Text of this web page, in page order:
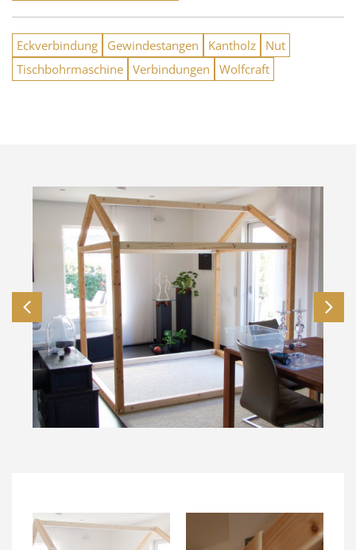
Eckverbindung Gewindestangen Kantholz
Nut
Tischbohrmaschine Verbindungen Wolfcraft